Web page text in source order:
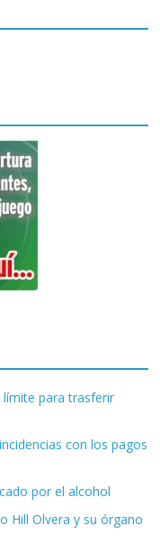
para trasferir
con los pagos
por el alcohol
Hill Olvera y su órgano